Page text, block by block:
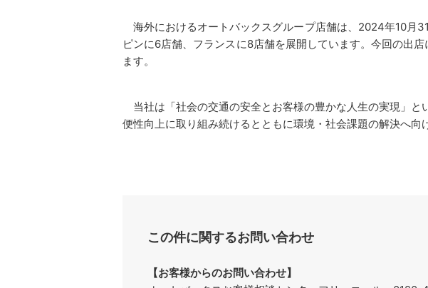
海外におけるオートバックスグループ店舗は、2024年10月
ピンに6店舗、フランスに8店舗を展開しています。今回の出
ます。
当社は「社会の交通の安全とお客様の豊かな人生の実現」
便性向上に取り組み続けるとともに環境・社会課題の解決へ向
この件に関するお問い合わせ
【お客様からのお問い合わせ】